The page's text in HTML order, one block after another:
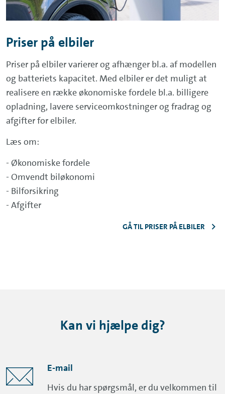
Priser på elbiler
Priser på elbiler varierer og afhænger bl.a. af modellen
og batteriets kapacitet. Med elbiler er det muligt at
realisere en række økonomiske fordele bl.a. billigere
opladning, lavere serviceomkostninger og fradrag og
afgifter for elbiler.
Læs om:
- Økonomiske fordele
- Omvendt biløkonomi
- Bilforsikring
- Afgifter
GÅ TIL PRISER PÅ ELBILER
Kan vi hjælpe dig?
E-mail
Hvis du har spørgsmål, er du velkommen til